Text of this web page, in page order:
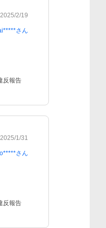
2025/2/19
さん
反報告
2025/1/31
さん
反報告